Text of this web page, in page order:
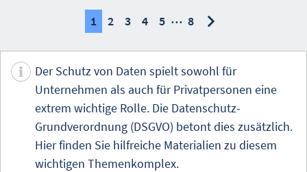
1 2 3 4 5 … 8nächste
Der Schutz von Daten spielt sowohl für
Unternehmen als auch für Privatpersonen eine
extrem wichtige Rolle. Die Datenschutz-
Grundverordnung (DSGVO) betont dies zusätzlich.
Hier finden Sie hilfreiche Materialien zu diesem
wichtigen Themenkomplex.